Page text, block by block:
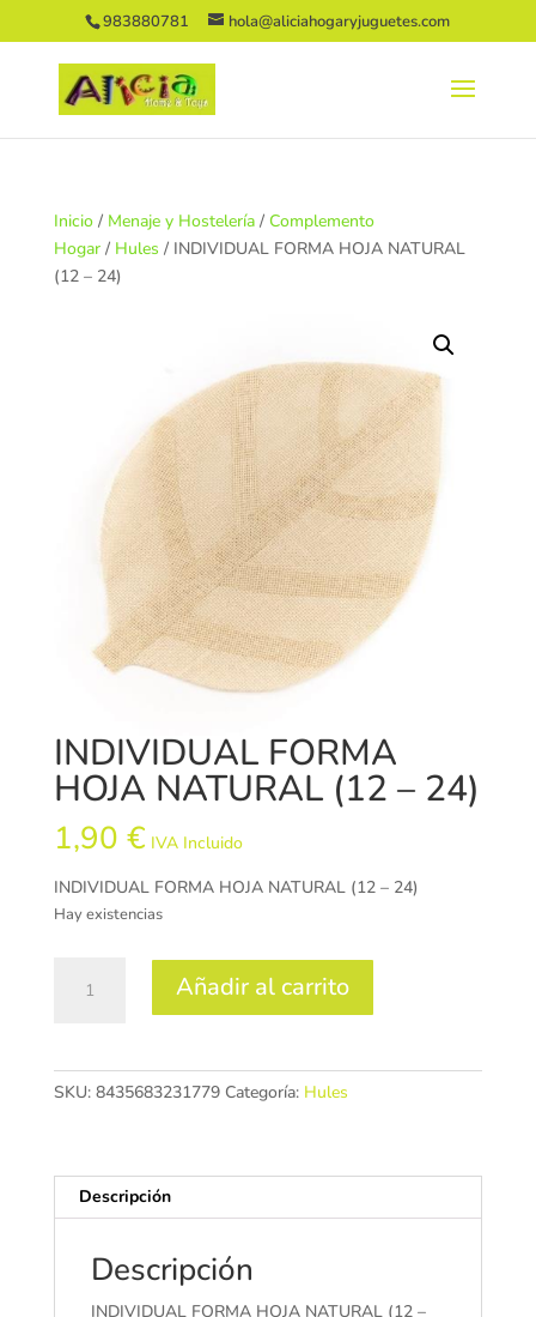
983880781 hola@aliciahogaryjuguetes.com
Inicio/ Menaje y Hostelería/ Complemento
Hogar/ Hules / INDIVIDUAL FORMA HOJA NATURAL
(12 – 24)
INDIVIDUAL FORMA
HOJA NATURAL (12 – 24)
1,90 € IVA Incluido
INDIVIDUAL FORMA HOJA NATURAL (12 – 24)
Hay existencias
FORMA
(12
Añadir al carrito
SKU: 8435683231779 Categoría: Hules
Descripción
Descripción
INDIVIDUAL FORMA HOJA NATURAL (12 –